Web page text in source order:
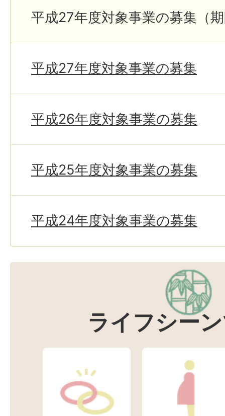
平成27年度対象事業の募集（
平成27年度対象事業の募集
平成26年度対象事業の募集
平成25年度対象事業の募集
平成24年度対象事業の募集
ライフシー